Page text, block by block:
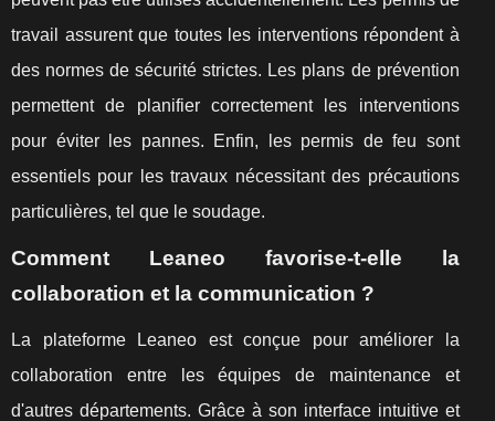
travail assurent que toutes les interventions répondent à
des normes de sécurité strictes. Les plans de prévention
permettent de planifier correctement les interventions
pour éviter les pannes. Enfin, les permis de feu sont
essentiels pour les travaux nécessitant des précautions
particulières, tel que le soudage.
Comment Leaneo favorise-t-elle la
collaboration et la communication ?
La plateforme Leaneo est conçue pour améliorer la
collaboration entre les équipes de maintenance et
d'autres départements. Grâce à son interface intuitive et